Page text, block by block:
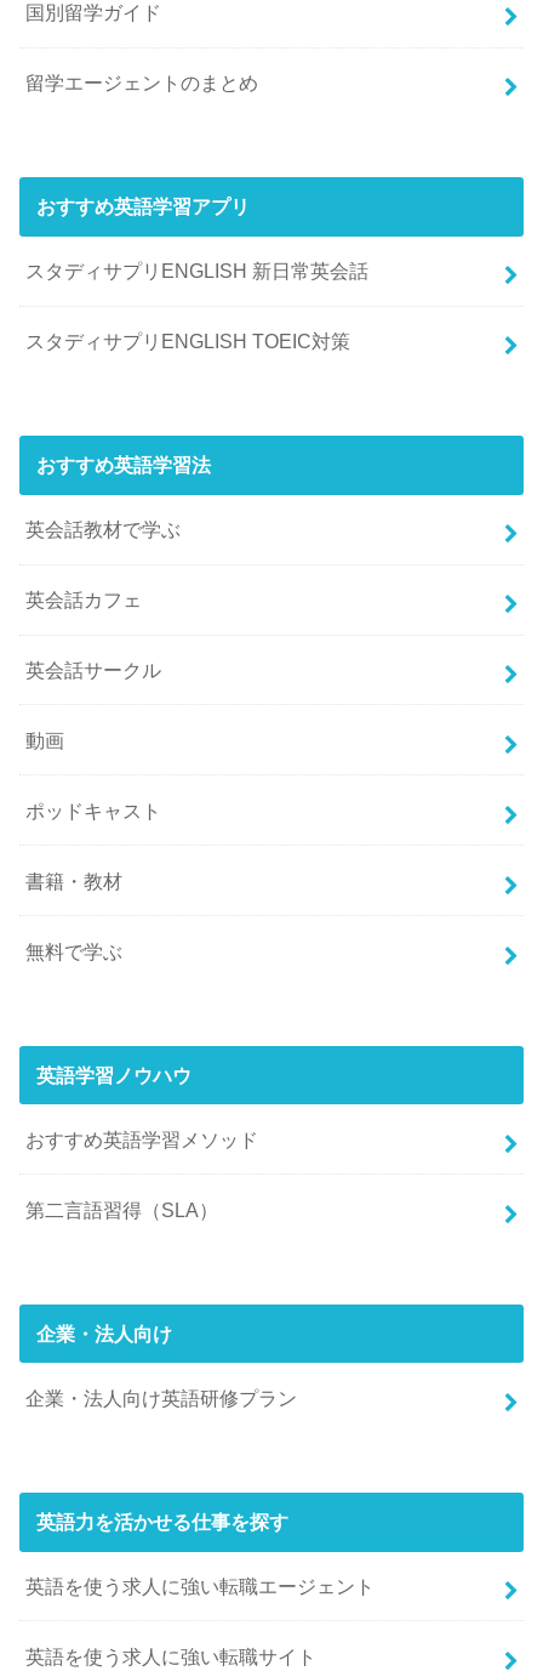
国別留学ガイド
留学エージェントのまとめ
おすすめ英語学習アプリ
スタディサプリENGLISH 新日常英会話
スタディサプリENGLISH TOEIC対策
おすすめ英語学習法
英会話教材で学ぶ
英会話カフェ
英会話サークル
動画
ポッドキャスト
書籍・教材
無料で学ぶ
英語学習ノウハウ
おすすめ英語学習メソッド
第二言語習得（SLA）
企業・法人向け
企業・法人向け英語研修プラン
英語力を活かせる仕事を探す
英語を使う求人に強い転職エージェント
英語を使う求人に強い転職サイト